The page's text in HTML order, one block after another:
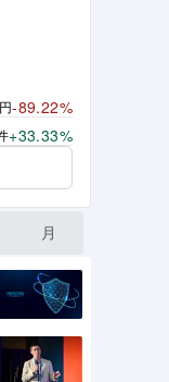
-89.22%
+33.33%
月